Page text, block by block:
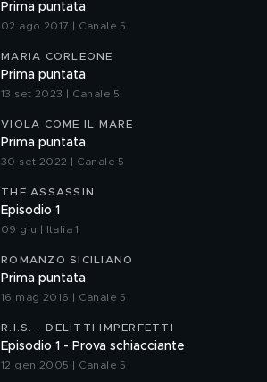
Prima puntata
02 ago 2017 | Canale 5
MARIA CORLEONE
Prima puntata
13 set 2023 | Canale 5
VIOLA COME IL MARE
Prima puntata
30 set 2022 | Canale 5
THE ASSASSIN
Episodio 1
09 giu | Italia 1
ROMANZO SICILIANO
Prima puntata
16 mag 2016 | Canale 5
R.I.S. - DELITTI IMPERFETTI
Episodio 1 - Prova schiacciante
12 gen 2005 | Canale 5